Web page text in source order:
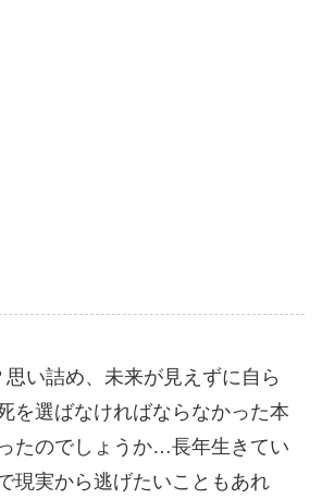
い詰め、未来が見えずに自ら
を選ばなければならなかった本
たのでしょうか…長年生きてい
現実から逃げたいこともあれ